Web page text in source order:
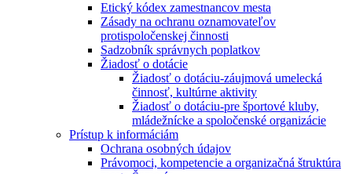
Etický kódex zamestnancov mesta
Zásady na ochranu oznamovateľov
protispoločenskej činnosti
Sadzobník správnych poplatkov
Žiadosť o dotácie
Žiadosť o dotáciu-záujmová umelecká
činnosť, kultúrne aktivity
Žiadosť o dotáciu-pre športové kluby,
mládežnícke a spoločenské organizácie
Prístup k informáciám
Ochrana osobných údajov
Právomoci, kompetencie a organizačná štruktúra